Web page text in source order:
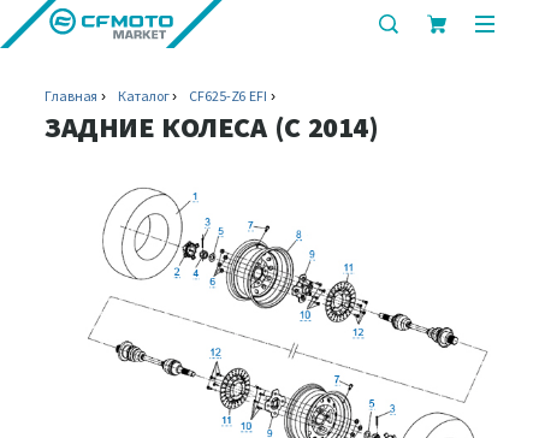
показать
Главная Каталог CF625-Z6 EFI
ЗАДНИЕ КОЛЕСА (C 2014)